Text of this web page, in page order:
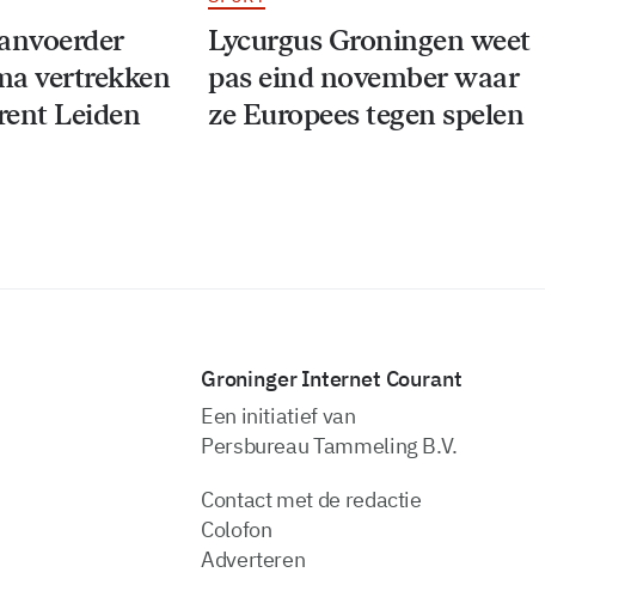
vertrekken
Leiden
Lycurgus Groningen weet
pas eind november waar
ze Europees tegen spelen
Groninger Internet Courant
Een initiatief van
Persbureau Tammeling B.V.
Contact met de redactie
Colofon
Adverteren